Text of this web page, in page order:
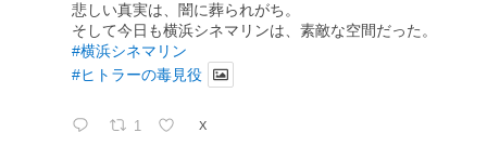
悲しい真実は、闇に葬られがち。
そして今日も横浜シネマリンは、素敵な空間だった。
#横浜シネマリン
#ヒトラーの毒見役
1 X